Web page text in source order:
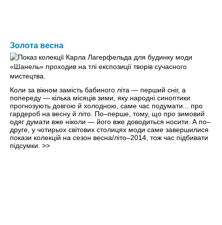
Золота весна
Коли за вікном замість бабиного літа — перший сніг, а
попереду — кілька місяців зими, яку народні синоптики
прогнозують довгою й холодною, саме час подумати... про
гардероб на весну й літо. По–перше, тому, що про зимовий
одяг думати вже ніколи — його вже доводиться носити. А по–
друге, у чотирьох світових столицях моди саме завершилися
покази колекцій на сезон весна/літо–2014, тож час підбивати
підсумки. >>